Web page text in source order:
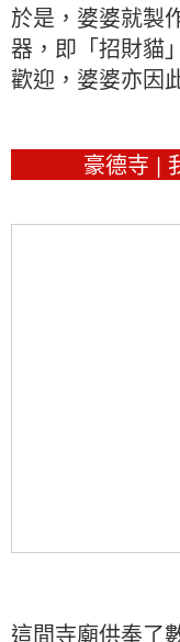
於是，婆婆就製
器，即「招財貓
歡迎，婆婆亦因
豪德寺 |
這間寺廟供奉了